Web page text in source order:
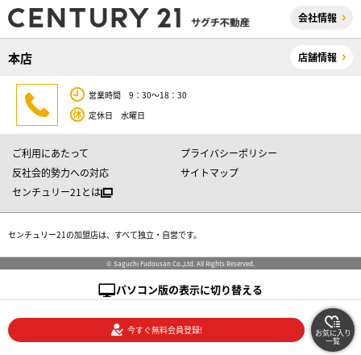
会社情報
本店 店舗情報
営業時間 9：30～18：30
定休日 水曜日
ご利用にあたって
プライバシーポリシー
反社会的勢力への対応
サイトマップ
センチュリー21とは
センチュリー21の加盟店は、すべて独立・自営です。
© Saguchi Fudousan Co.,Ltd. All Rights Reserved.
パソコン版の表示に切り替える
今すぐ無料会員登録! お気に入り
一覧